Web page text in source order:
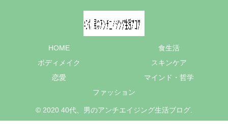
HOME
食生活
ボディメイク
スキンケア
恋愛
マインド・哲学
ファッション
© 2020 40代、男のアンチエイジング生活ブログ.